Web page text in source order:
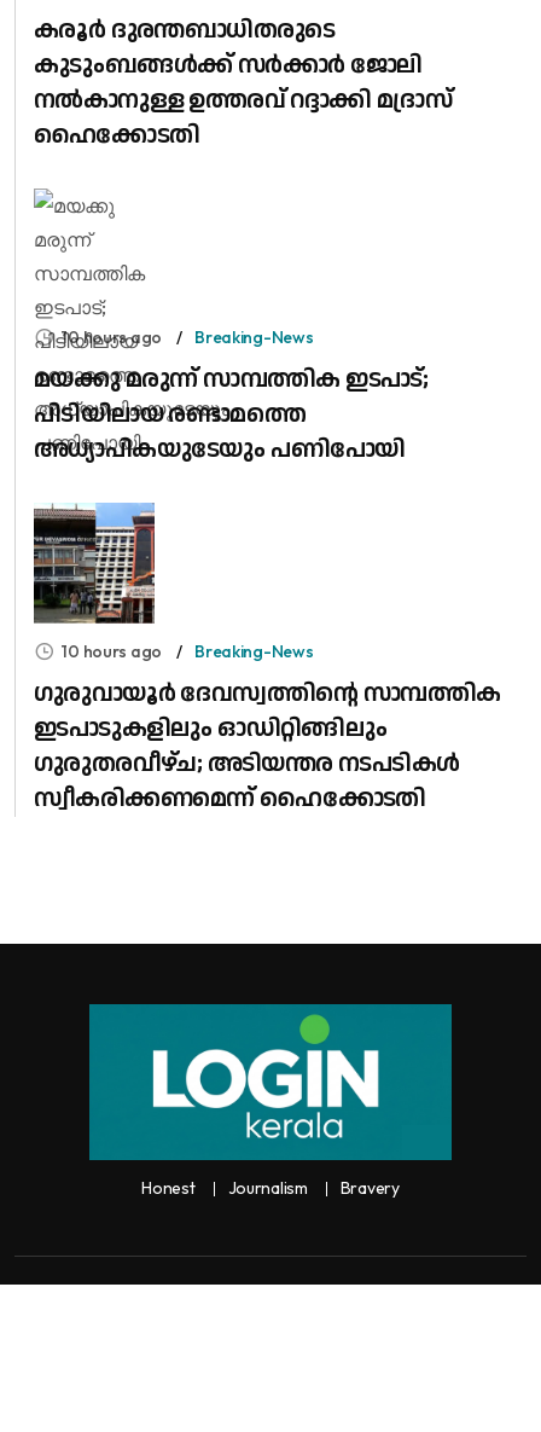
കരൂർ ദുരന്തബാധിതരുടെ
കുടുംബങ്ങൾക്ക് സർക്കാർ ജോലി
നൽകാനുള്ള ഉത്തരവ് റദ്ദാക്കി മദ്രാസ്
ഹൈക്കോടതി
10 hours ago Breaking-News
മയക്കു മരുന്ന് സാമ്പത്തിക ഇടപാട്;
പിടിയിലായ രണ്ടാമത്തെ
അധ്യാപികയുടേയും പണിപോയി
10 hours ago Breaking-News
ഗുരുവായൂർ ദേവസ്വത്തിന്റെ സാമ്പത്തിക
ഇടപാടുകളിലും ഓഡിറ്റിങ്ങിലും ​
ഗുരുതരവീഴ്ച; അടിയന്തര നടപടികൾ
സ്വീകരിക്കണമെന്ന് ഹൈക്കോടതി
Honest Journalism Bravery